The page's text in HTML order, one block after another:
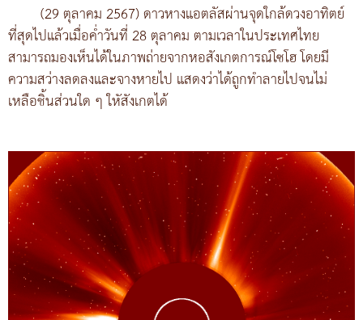
(29 ตุลาคม 2567) ดาวหางแอตลัสผ่านจุดใกล้ดวงอาทิตย์
ที่สุดไปแล้วเมื่อค่ำวันที่ 28 ตุลาคม ตามเวลาในประเทศไทย
สามารถมองเห็นได้ในภาพถ่ายจากหอสังเกตการณ์โซโฮ โดยมี
ความสว่างลดลงและจางหายไป แสดงว่าได้ถูกทำลายไปจนไม่
เหลือชิ้นส่วนใด ๆ ใหัสังเกตได้